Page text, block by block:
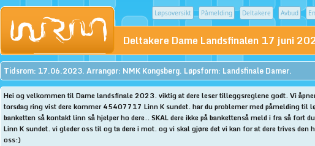
Løpsoversikt Påmelding Deltakere Avbud
Deltakere Dame Landsfinalen 17 juni
Tidsrom: 17.06.2023. Arrangør: NMK Kongsberg. Løpsform: Landsfinale Damer.
Hei og velkommen til Dame landsfinale 2023. viktig at dere leser tilleggsreglene godt. Vi
torsdag ring vist dere kommer 45407717 Linn K sundet. har du problemer med påmelding til
banketten så kontakt linn så hjelper ho dere.. SKAL dere ikke på bankettenså meld i fra så fort
Linn K sundet. vi gleder oss til og ta dere i mot. og vi skal gjøre det vi kan for at dere trives den
oss:)